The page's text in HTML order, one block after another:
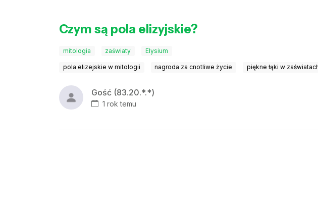
Czym są pola elizyjskie?
mitologia zaświaty Elysium
pola elizejskie w mitologii nagroda za cnotliwe życie piękne łąki w
Gość (83.20.*.*)
1 rok temu